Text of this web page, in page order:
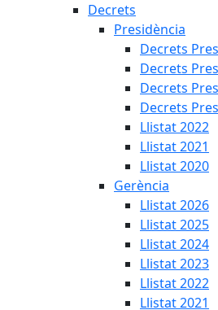
Decrets
Presidència
Decrets
Decrets
Decrets
Decrets
Llistat 2022
Llistat 2021
Llistat 2020
Gerència
Llistat 2026
Llistat 2025
Llistat 2024
Llistat 2023
Llistat 2022
Llistat 2021